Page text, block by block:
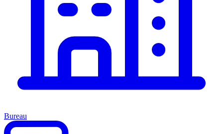
Bureau